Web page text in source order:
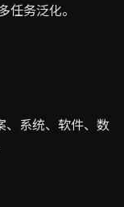
务泛化。
系统、软件、数